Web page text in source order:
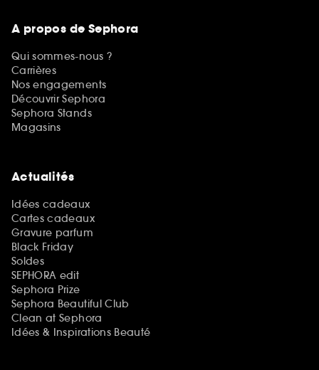
A propos de Sephora
Qui sommes-nous ?
Carrières
Nos engagements
Découvrir Sephora
Sephora Stands
Magasins
Actualités
Idées cadeaux
Cartes cadeaux
Gravure parfum
Black Friday
Soldes
SEPHORA edit
Sephora Prize
Sephora Beautiful Club
Clean at Sephora
Idées & Inspirations Beauté